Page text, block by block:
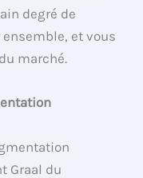
degré de
et vous
marché.
Graal du